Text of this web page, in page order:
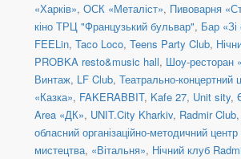
«Харків», ОСК «Металіст», Пивоварня
кіно ТРЦ "Французький бульвар", Бар
FEELin, Taco Loco, Teens Party Club,
PROBKA resto&music hall, Шоу-ресторан
Винтаж, LF Club, Театрально-концертний
«Казка», FAKERABBIT, Kafe 27, Unit sity,
Area «ДК», UNIT.City Kharkiv, Radmir Club,
обласний організаційно-методичний центр
мистецтва, «Вітальня», Нічний клуб